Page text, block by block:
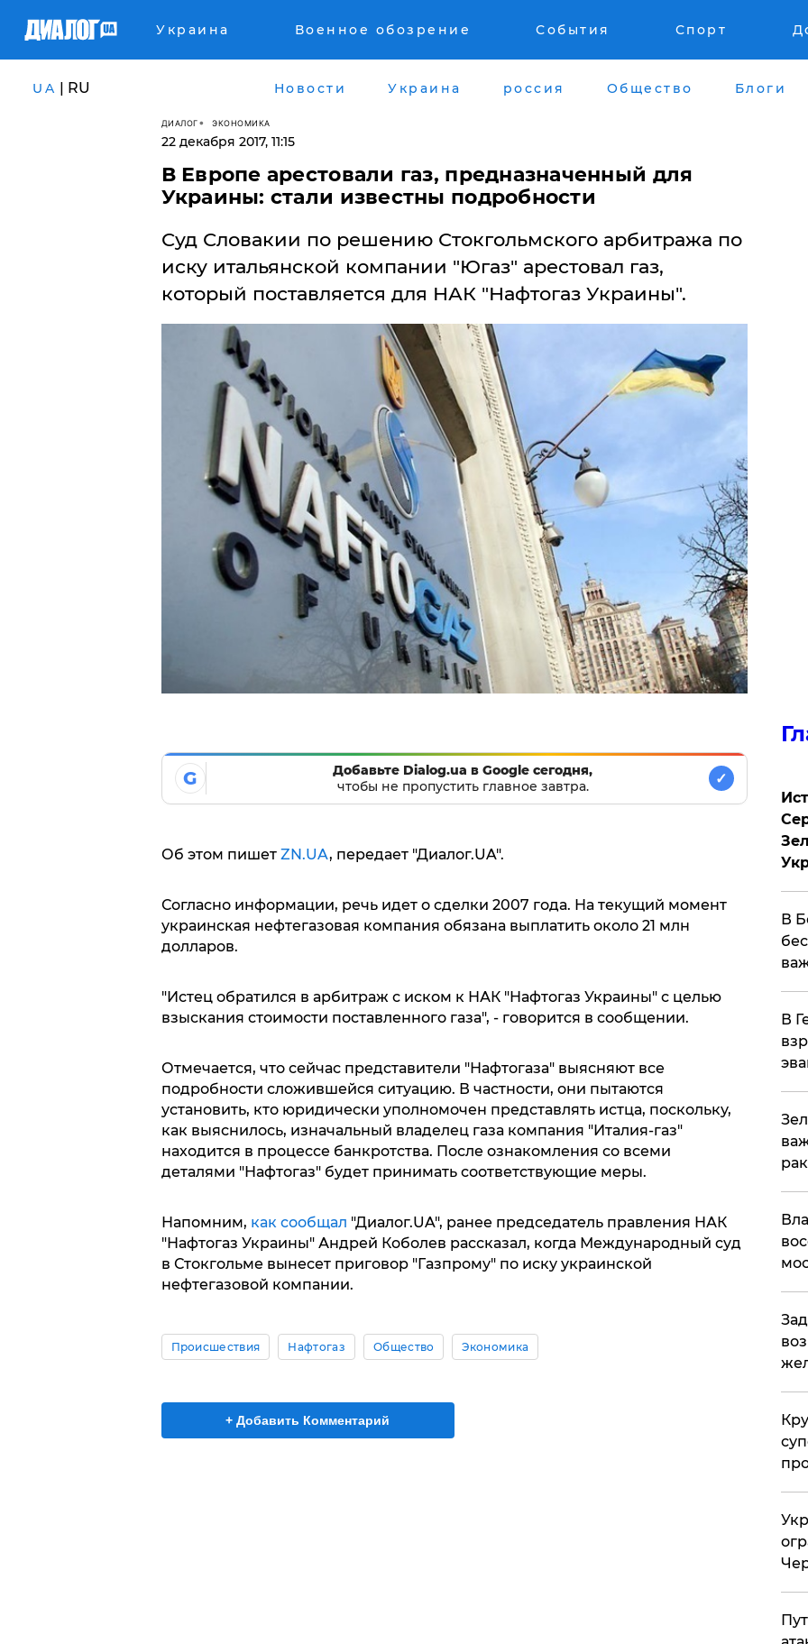
Украина Военное обозрение События Спорт
UA | RU Новости Украина россия Общество Блоги
ДИАЛОГ ЭКОНОМИКА
22 декабря 2017, 11:15
В Европе арестовали газ, предназначенный для
Украины: стали известны подробности
Суд Словакии по решению Стокгольмского арбитража по
иску итальянской компании "Югаз" арестовал газ,
который поставляется для НАК "Нафтогаз Украины".
G
Добавьте Dialog.ua в Google сегодня,
чтобы не пропустить главное завтра.
✓
Об этом пишет ZN.UA, передает "Диалог.UA".
Согласно информации, речь идет о сделки 2007 года. На текущий момент
украинская нефтегазовая компания обязана выплатить около 21 млн
долларов.
"Истец обратился в арбитраж с иском к НАК "Нафтогаз Украины" с целью
взыскания стоимости поставленного газа", - говорится в сообщении.
Отмечается, что сейчас представители "Нафтогаза" выясняют все
подробности сложившейся ситуацию. В частности, они пытаются
установить, кто юридически уполномочен представлять истца, поскольку,
как выяснилось, изначальный владелец газа компания "Италия-газ"
находится в процессе банкротства. После ознакомления со всеми
деталями "Нафтогаз" будет принимать соответствующие меры.
Напомним, как сообщал "Диалог.UA", ранее председатель правления НАК
"Нафтогаз Украины" Андрей Коболев рассказал, когда Международный суд
в Стокгольме вынесет приговор "Газпрому" по иску украинской
нефтегазовой компании.
Происшествия Нафтогаз Общество Экономика
+ Добавить Комментарий
В
В